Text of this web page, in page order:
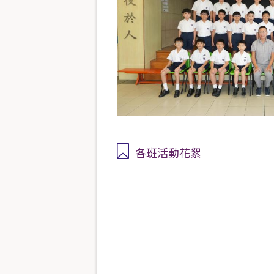
各班活動花絮